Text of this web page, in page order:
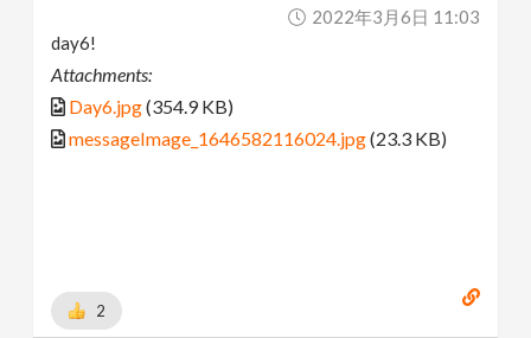
2022年3月6日 11:03
day6!
Attachments:
Day6.jpg(354.9 KB)
messageImage_1646582116024.jpg(23.3 KB)
2